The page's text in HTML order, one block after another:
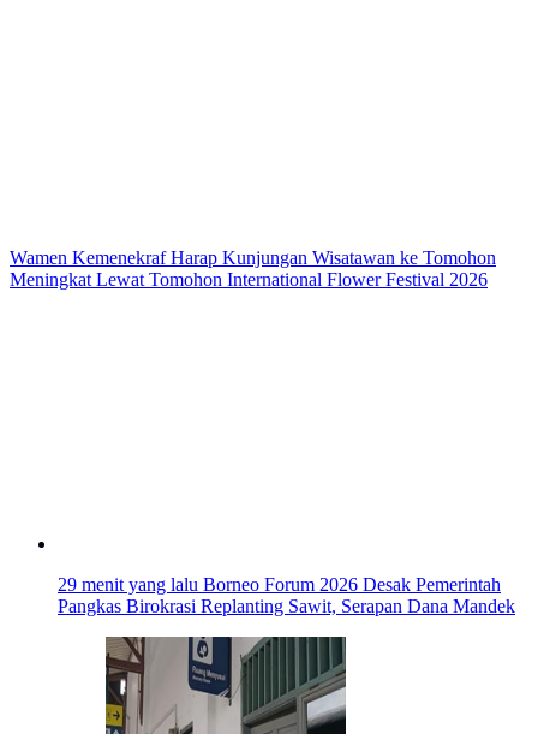
Wamen Kemenekraf Harap Kunjungan Wisatawan ke Tomohon
Meningkat Lewat Tomohon International Flower Festival 2026
29 menit yang lalu Borneo Forum 2026 Desak Pemerintah
Pangkas Birokrasi Replanting Sawit, Serapan Dana Mandek